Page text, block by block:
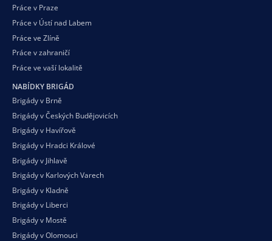
Práce v Praze
Práce v Ústí nad Labem
Práce ve Zlíně
Práce v zahraničí
Práce ve vaší lokalitě
NABÍDKY BRIGÁD
Brigády v Brně
Brigády v Českých Budějovicích
Brigády v Havířově
Brigády v Hradci Králové
Brigády v Jihlavě
Brigády v Karlových Varech
Brigády v Kladně
Brigády v Liberci
Brigády v Mostě
Brigády v Olomouci